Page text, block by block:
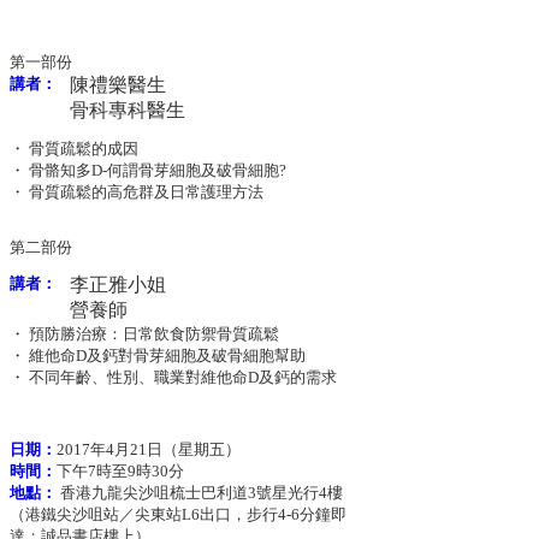
第一部份
講者：
陳禮樂醫生
骨科專科醫生
・ 骨質疏鬆的成因
・ 骨骼知多D-何謂骨芽細胞及破骨細胞?
・ 骨質疏鬆的高危群及日常護理方法
第二部份
講者：
李正雅小姐
營養師
・ 預防勝治療：日常飲食防禦骨質疏鬆
・ 維他命D及鈣對骨芽細胞及破骨細胞幫助
・ 不同年齡、性別、職業對維他命D及鈣的需求
日期： 2017年4月21日（星期五）
時間： 下午7時至9時30分
地點： 香港九龍尖沙咀梳士巴利道3號星光行4樓
（港鐵尖沙咀站／尖東站L6出口，步行4-6分鐘即